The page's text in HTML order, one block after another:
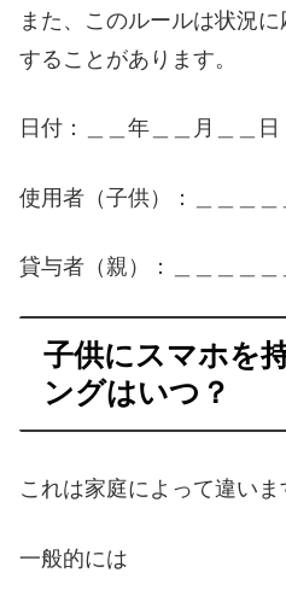
また、このルールは状況
することがあります。
日付：＿＿年＿＿月＿＿日
使用者（子供）：＿＿＿＿
貸与者（親）：＿＿＿＿＿
子供にスマホを
ングはいつ？
これは家庭によって違いま
一般的には